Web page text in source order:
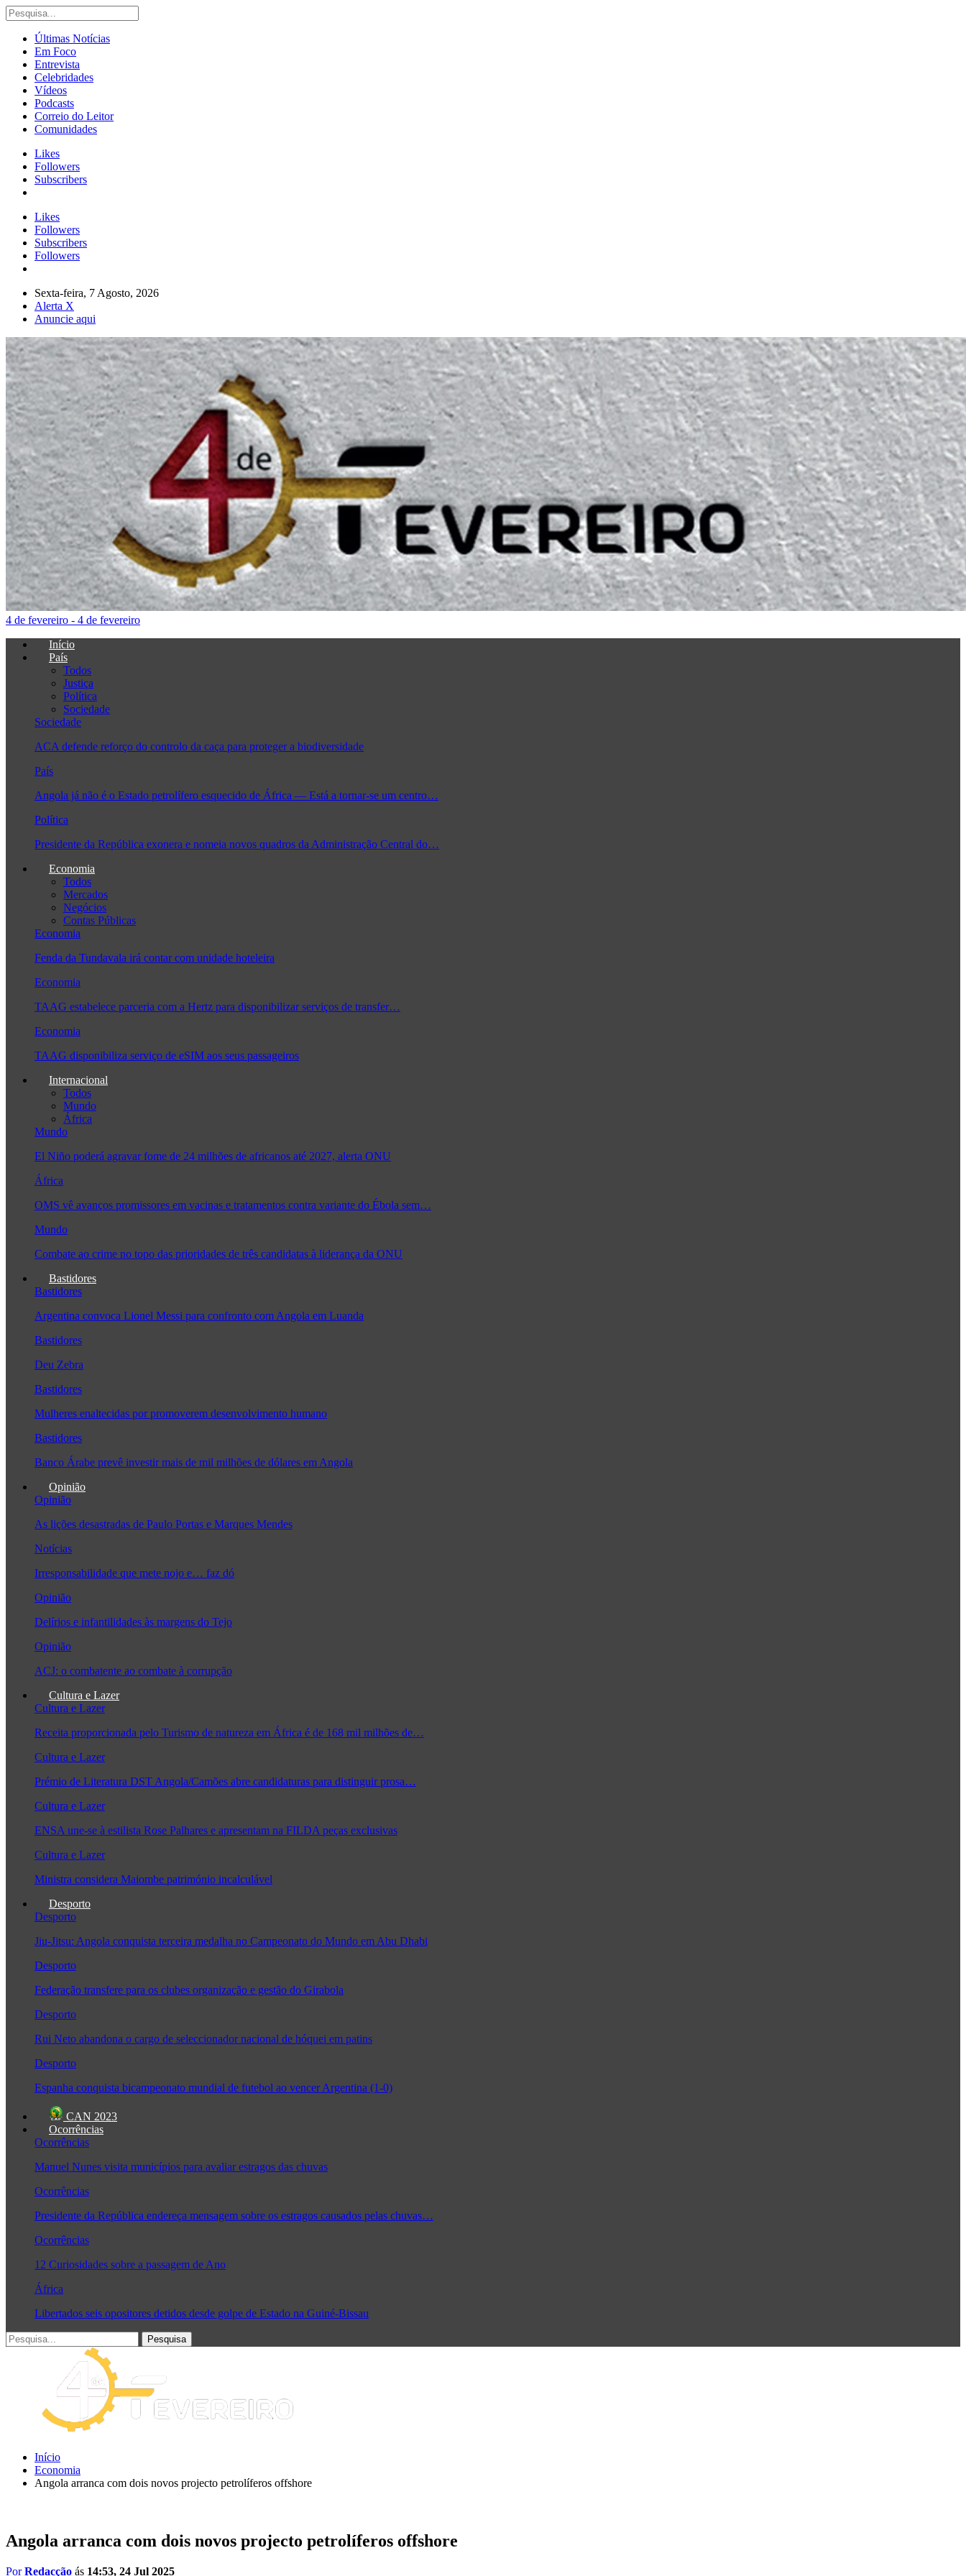
Últimas Notícias
Em Foco
Entrevista
Celebridades
Vídeos
Podcasts
Correio do Leitor
Comunidades
Likes
Followers
Subscribers
Likes
Followers
Subscribers
Followers
Sexta-feira, 7 Agosto, 2026
Alerta X
Anuncie aqui
4 de fevereiro - 4 de fevereiro
Início
País
Todos
Justiça
Política
Sociedade
Sociedade
ACA defende reforço do controlo da caça para proteger a biodiversidade
País
Angola já não é o Estado petrolífero esquecido de África — Está a tornar-se um centro…
Política
Presidente da República exonera e nomeia novos quadros da Administração Central do…
Economia
Todos
Mercados
Negócios
Contas Públicas
Economia
Fenda da Tundavala irá contar com unidade hoteleira
Economia
TAAG estabelece parceria com a Hertz para disponibilizar serviços de transfer…
Economia
TAAG disponibiliza serviço de eSIM aos seus passageiros
Internacional
Todos
Mundo
África
Mundo
El Niño poderá agravar fome de 24 milhões de africanos até 2027, alerta ONU
África
OMS vê avanços promissores em vacinas e tratamentos contra variante do Ébola sem…
Mundo
Combate ao crime no topo das prioridades de três candidatas à liderança da ONU
Bastidores
Bastidores
Argentina convoca Lionel Messi para confronto com Angola em Luanda
Bastidores
Deu Zebra
Bastidores
Mulheres enaltecidas por promoverem desenvolvimento humano
Bastidores
Banco Árabe prevê investir mais de mil milhões de dólares em Angola
Opinião
Opinião
As lições desastradas de Paulo Portas e Marques Mendes
Notícias
Irresponsabilidade que mete nojo e… faz dó
Opinião
Delírios e infantilidades às margens do Tejo
Opinião
ACJ: o combatente ao combate à corrupção
Cultura e Lazer
Cultura e Lazer
Receita proporcionada pelo Turismo de natureza em África é de 168 mil milhões de…
Cultura e Lazer
Prémio de Literatura DST Angola/Camões abre candidaturas para distinguir prosa…
Cultura e Lazer
ENSA une-se à estilista Rose Palhares e apresentam na FILDA peças exclusivas
Cultura e Lazer
Ministra considera Maiombe património incalculável
Desporto
Desporto
Jiu-Jitsu: Angola conquista terceira medalha no Campeonato do Mundo em Abu Dhabi
Desporto
Federação transfere para os clubes organização e gestão do Girabola
Desporto
Rui Neto abandona o cargo de seleccionador nacional de hóquei em patins
Desporto
Espanha conquista bicampeonato mundial de futebol ao vencer Argentina (1-0)
CAN 2023
Ocorrências
Ocorrências
Manuel Nunes visita municípios para avaliar estragos das chuvas
Ocorrências
Presidente da República endereça mensagem sobre os estragos causados pelas chuvas…
Ocorrências
12 Curiosidades sobre a passagem de Ano
África
Libertados seis opositores detidos desde golpe de Estado na Guiné-Bissau
Início
Economia
Angola arranca com dois novos projecto petrolíferos offshore
Angola arranca com dois novos projecto petrolíferos offshore
PorRedacção ás 14:53, 24 Jul 2025